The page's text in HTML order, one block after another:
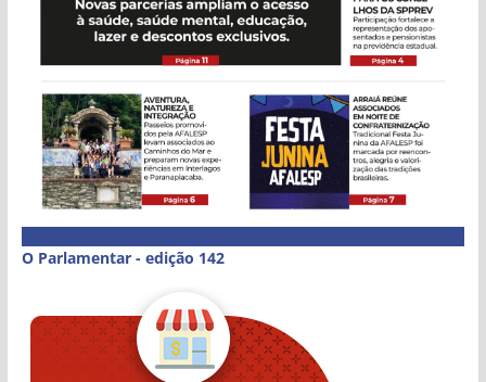
O Parlamentar - edição 142